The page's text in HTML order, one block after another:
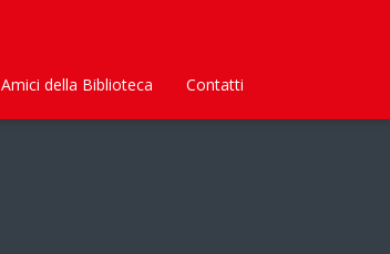
Amici della Biblioteca Contatti